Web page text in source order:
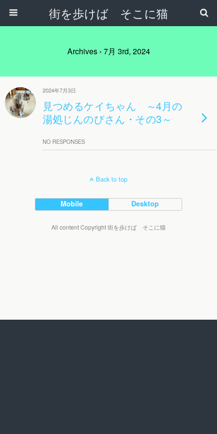
街を歩けば そこに猫
Archives › 7月 3rd, 2024
2024年7月3日
見つめるケイちゃん ～4月の
湯処じんのびさん・その3～
NO RESPONSES
Back to top
Mobile Desktop
All content Copyright 街を歩けば そこに猫